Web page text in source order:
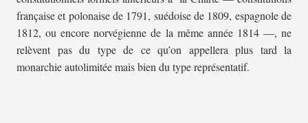
française et polonaise de 1791, suédoise de 1809, espagnole de
1812, ou encore norvégienne de la même année 1814 —, ne
relèvent pas du type de ce qu’on appellera plus tard la
monarchie autolimitée mais bien du type représentatif.